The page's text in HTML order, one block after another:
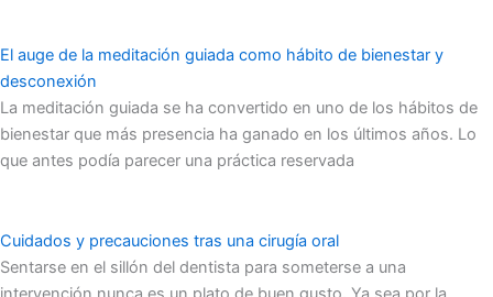
El auge de la meditación guiada como hábito de bienestar y
desconexión
La meditación guiada se ha convertido en uno de los hábitos de
bienestar que más presencia ha ganado en los últimos años. Lo
que antes podía parecer una práctica reservada
Cuidados y precauciones tras una cirugía oral
Sentarse en el sillón del dentista para someterse a una